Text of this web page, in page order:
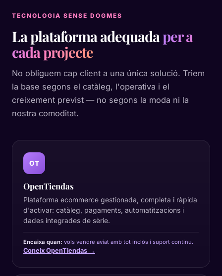
TECNOLOGIA SENSE DOGMES
La plataforma adequadaper a
cada projecte
No obliguem cap client a una única solució. Triem
la base segons el catàleg, l'operativa i el
creixement previst — no segons la moda ni la
nostra comoditat.
OT
OpenTiendas
Plataforma ecommerce gestionada, completa i ràpida
d'activar: catàleg, pagaments, automatitzacions i
dades integrades de sèrie.
Encaixa quan: vols vendre aviat amb tot inclòs i suport continu.
Coneix OpenTiendas →